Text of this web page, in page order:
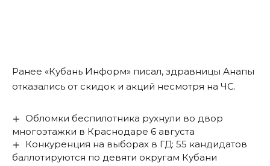
Ранее «Кубань Информ» писал, здравницы Анапы
отказались от скидок и акций несмотря на ЧС.
Обломки беспилотника рухнули во двор
многоэтажки в Краснодаре 6 августа
Конкуренция на выборах в ГД: 55 кандидатов
баллотируются по девяти округам Кубани